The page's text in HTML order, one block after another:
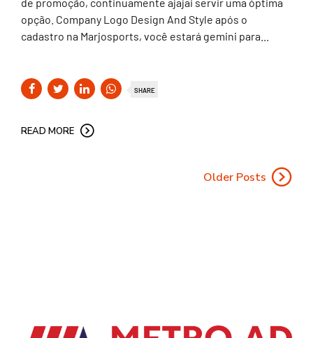
opção. Company Logo Design And Style após o
cadastro na Marjosports, você estará gemini para...
SHARE
READ MORE
Older Posts